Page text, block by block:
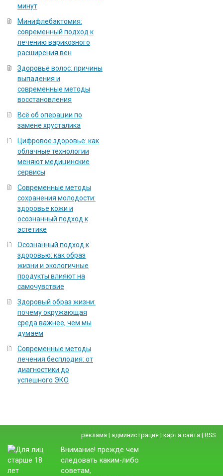
минут
Минифлебэктомия:
современный подход к
лечению варикозного
расширения вен
Здоровье волос: причины
выпадения и
современные методы
восстановления
Всё об операции по
замене хрусталика
Цифровое здоровье: как
облачные технологии
меняют медицинские
сервисы
Современные методы
сохранения молодости:
здоровье кожи и
осознанный подход к
эстетике
Осознанный подход к
здоровью: как образ
жизни и экологичные
продукты влияют на
самочувствие
Здоровый образ жизни:
почему окружающая
среда важнее, чем мы
думаем
Современные методы
лечения бесплодия: от
диагностики до
успешного ЭКО
реклама | администрация | карта сайта | RSS
Внимание! прежде чем
следовать каким-либо
советам,